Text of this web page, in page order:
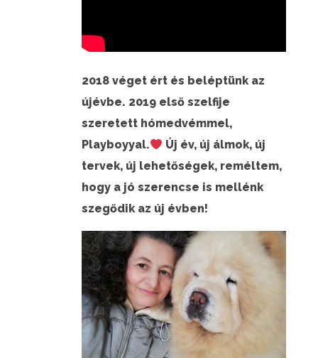
2018 véget ért és beléptünk az
újévbe. 2019 első szelfije
szeretett hómedvémmel,
Playboyyal.
Új év, új álmok, új
tervek, új lehetőségek, reméltem,
hogy a jó szerencse is mellénk
szegődik az új évben!